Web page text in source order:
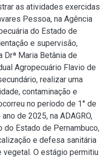
as atividades exercidas
Pessoa, na Agência
do Estado de
e supervisão,
Maria Betânia de
Agropecuário Flavio de
realizar uma
contaminação e
no período de 1° de
de 2025, na ADAGRO,
do Estado de Pernambuco,
e defesa sanitária
O estágio permitiu